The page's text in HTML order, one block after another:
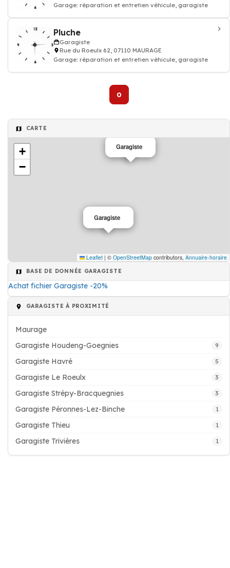
Garage: réparation et entretien véhicule, garagiste
Pluche
Garagiste
Rue du Roeulx 62, 07110 MAURAGE
Garage: réparation et entretien véhicule, garagiste
0
CARTE
Garagiste
Garagiste
+
−
Leaflet | © OpenStreetMap contributors, Annuaire-horaire
BASE DE DONNÉE GARAGISTE
Achat fichier Garagiste -20%
GARAGISTE À PROXIMITÉ
Maurage
Garagiste Houdeng-Goegnies
9
Garagiste Havré 5
Garagiste Le Roeulx 3
Garagiste Strépy-Bracquegnies 3
Garagiste Péronnes-Lez-Binche 1
Garagiste Thieu 1
Garagiste Trivières 1